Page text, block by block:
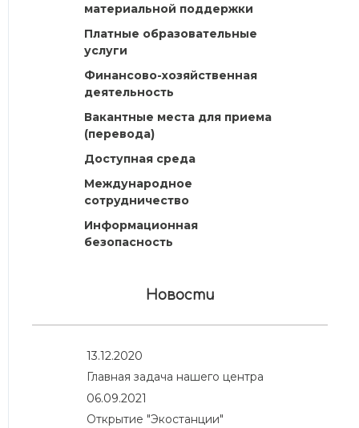
материальной поддержки
Платные образовательные
услуги
Финансово-хозяйственная
деятельность
Вакантные места для приема
(перевода)
Доступная среда
Международное
сотрудничество
Информационная
безопасность
Новости
13.12.2020
Главная задача нашего центра
06.09.2021
Открытие "Экостанции"